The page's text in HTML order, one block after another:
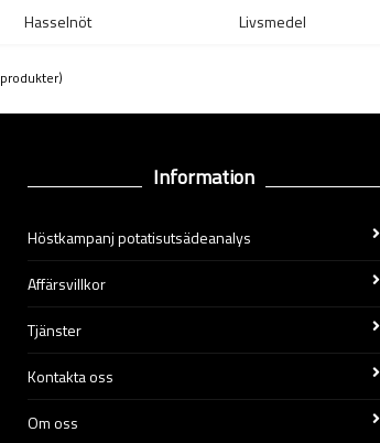
Hasselnöt Livsmedel
produkter)
Information
Höstkampanj potatisutsädeanalys
Affärsvillkor
Tjänster
Kontakta oss
Om oss